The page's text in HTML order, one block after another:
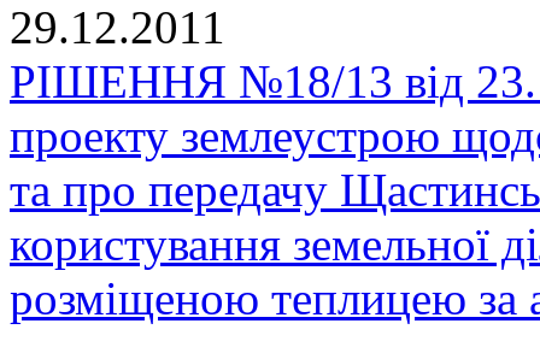
29.12.2011
РІШЕННЯ №18/13 від
проекту землеустрою
та про передачу
користування земельної
розміщеною теплицею